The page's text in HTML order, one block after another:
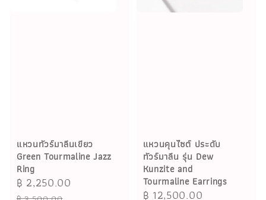
แหวนทัวร์มาลีนเขียว
Green Tourmaline Jazz
Ring
Sale
฿ 2,250.00
แหวนคุนไซต์ ประดับ
ทัวร์มาลีน รุ่น Dew
Kunzite and
Tourmaline Earrings
Sale
฿ 12,500.00